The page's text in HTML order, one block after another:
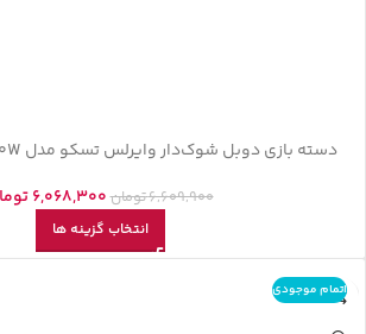
دسته بازی دوبل شوک‌دار وایرلس تسکو مدل TG 150W بسته 2 عددی
6,609,900تومان6,068,300
انتخاب گزینه ها
اتمام موجودی